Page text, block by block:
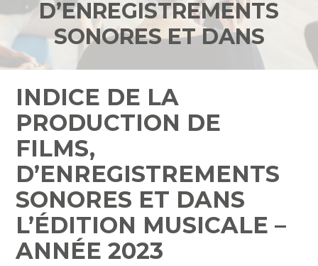
D’ENREGISTREMENTS
SONORES ET DANS
L’ÉDITION MUSICALE –
ANNÉE 2023
INDICE DE LA
PRODUCTION DE
FILMS,
D’ENREGISTREMENTS
SONORES ET DANS
L’ÉDITION MUSICALE –
ANNÉE 2023